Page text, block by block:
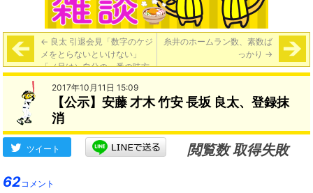
← 良太 引退会見「数字のケジ
メをとらないといけない」
「（兄は）自分の一番の味方
であり、兄の一番の味方は
僕」「下手くそで不器用で、
それだけでやってきた。その
プレースタイルは貫けた」
糸井のホームラン数、素数ば
っかり →
2017年10月11日 15:09
【公示】安藤 才木 竹安 長坂 良太、登録抹
消
ツイート
閲覧数 取得失敗
62コメント